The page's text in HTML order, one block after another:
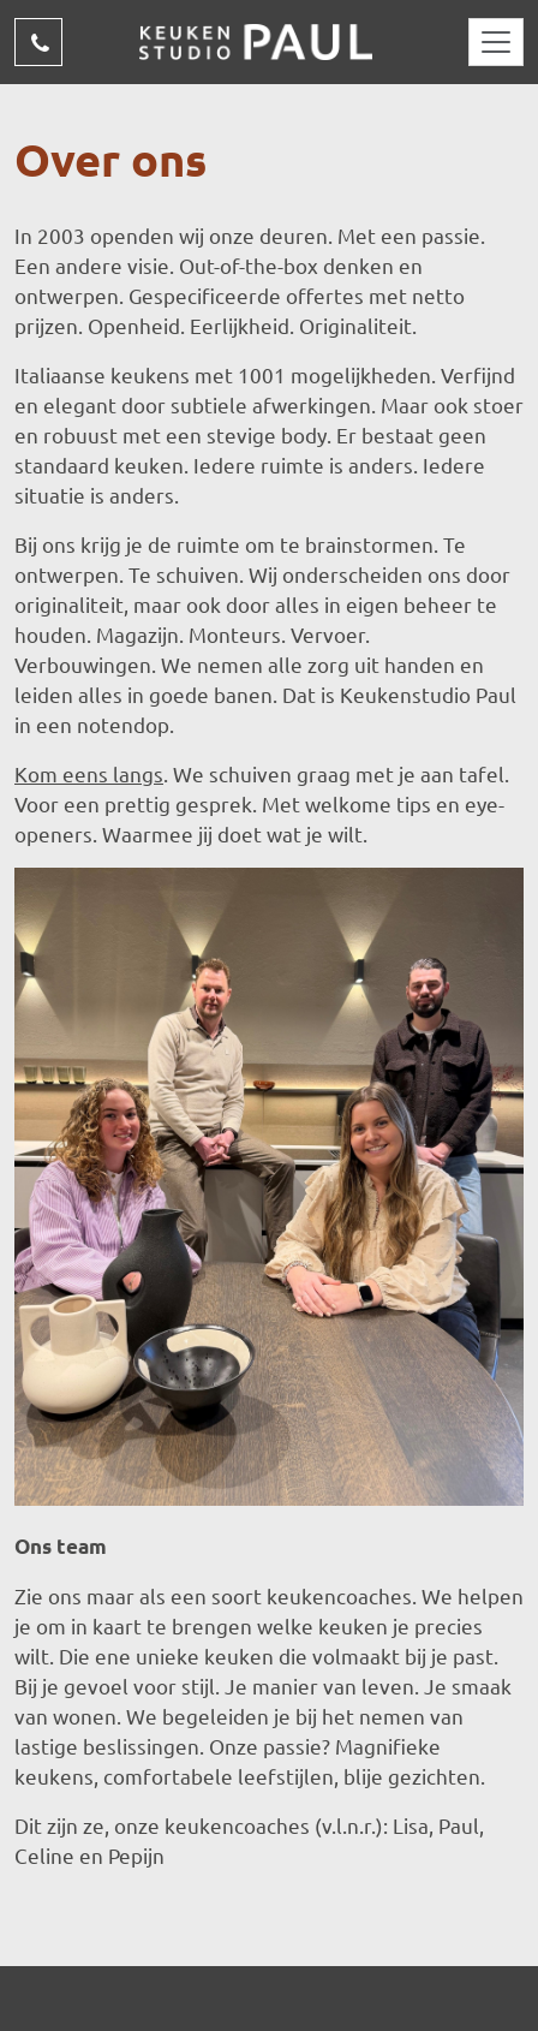
Overslaan en naar de inhoud gaan
(015)
15
69
Over ons
In 2003 openden wij onze deuren. Met een passie.
Een andere visie. Out-of-the-box denken en
ontwerpen. Gespecificeerde offertes met netto
prijzen. Openheid. Eerlijkheid. Originaliteit.
Italiaanse keukens met 1001 mogelijkheden. Verfijnd
en elegant door subtiele afwerkingen. Maar ook stoer
en robuust met een stevige body. Er bestaat geen
standaard keuken. Iedere ruimte is anders. Iedere
situatie is anders.
Bij ons krijg je de ruimte om te brainstormen. Te
ontwerpen. Te schuiven. Wij onderscheiden ons door
originaliteit, maar ook door alles in eigen beheer te
houden. Magazijn. Monteurs. Vervoer.
Verbouwingen. We nemen alle zorg uit handen en
leiden alles in goede banen. Dat is Keukenstudio Paul
in een notendop.
Kom eens langs . We schuiven graag met je aan tafel.
Voor een prettig gesprek. Met welkome tips en eye-
openers. Waarmee jij doet wat je wilt.
Ons team
Zie ons maar als een soort keukencoaches. We helpen
je om in kaart te brengen welke keuken je precies
wilt. Die ene unieke keuken die volmaakt bij je past.
Bij je gevoel voor stijl. Je manier van leven. Je smaak
van wonen. We begeleiden je bij het nemen van
lastige beslissingen. Onze passie? Magnifieke
keukens, comfortabele leefstijlen, blije gezichten.
Dit zijn ze, onze keukencoaches (v.l.n.r.): Lisa, Paul,
Celine en Pepijn